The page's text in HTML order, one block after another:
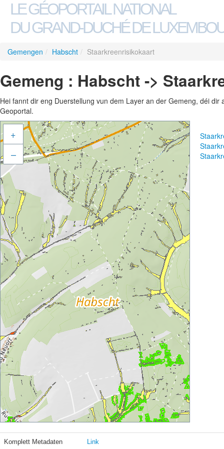
LE GÉOPORTAIL NATIONAL
DU GRAND-DUCHÉ DE
Gemengen / Habscht / Staarkreenrisikokaart
Gemeng : Habscht ->
Hei fannt dir eng Duerstellung vun dem Layer an der Gemeng, déi
Geoportal.
+
–
Komplett Metadaten Link